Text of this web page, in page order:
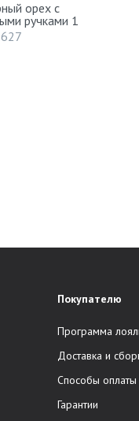
орех с
ручками 1
Покупателю
Программа
Доставка и
Способы оплаты
Гарантии